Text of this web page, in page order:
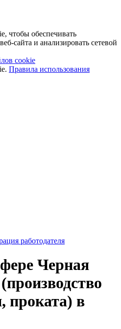
чтобы обеспечивать
сайта и анализировать сетевой
cookie
Правила использования
работодателя
Черная
проката) в